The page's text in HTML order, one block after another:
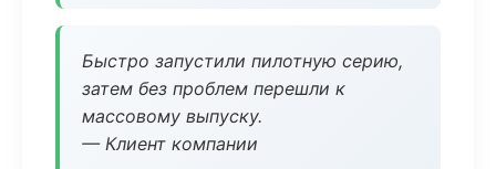
Быстро запустили пилотную серию,
затем без проблем перешли к
массовому выпуску.
— Клиент компании